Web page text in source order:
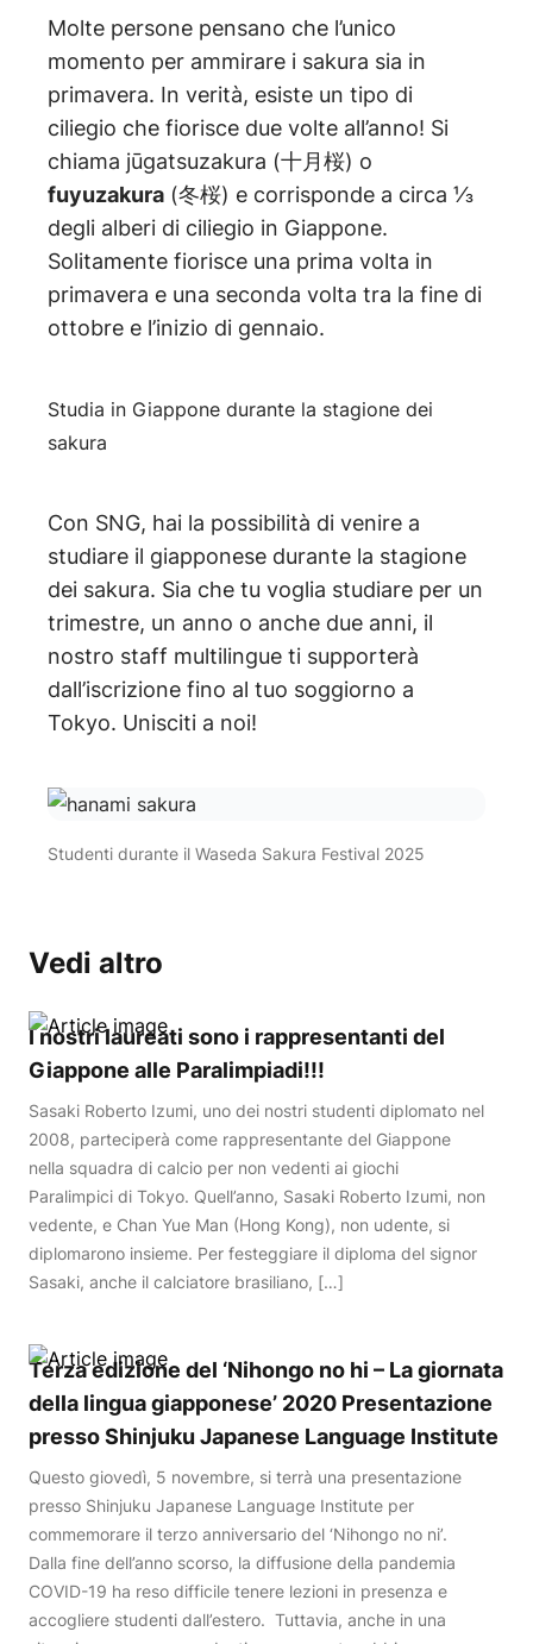
Molte persone pensano che l’unico
momento per ammirare i sakura sia in
primavera. In verità, esiste un tipo di
ciliegio che fiorisce due volte all’anno! Si
chiama jūgatsuzakura (十月桜) o
fuyuzakura (冬桜) e corrisponde a circa ⅓
degli alberi di ciliegio in Giappone.
Solitamente fiorisce una prima volta in
primavera e una seconda volta tra la fine di
ottobre e l’inizio di gennaio.
Studia in Giappone durante la stagione dei
sakura
Con SNG, hai la possibilità di venire a
studiare il giapponese durante la stagione
dei sakura. Sia che tu voglia studiare per un
trimestre, un anno o anche due anni, il
nostro staff multilingue ti supporterà
dall’iscrizione fino al tuo soggiorno a
Tokyo. Unisciti a noi!
Studenti durante il Waseda Sakura Festival 2025
Vedi altro
I nostri laureati sono i rappresentanti del
Giappone alle Paralimpiadi!!!
Sasaki Roberto Izumi, uno dei nostri studenti diplomato nel
2008, parteciperà come rappresentante del Giappone
nella squadra di calcio per non vedenti ai giochi
Paralimpici di Tokyo. Quell’anno, Sasaki Roberto Izumi, non
vedente, e Chan Yue Man (Hong Kong), non udente, si
diplomarono insieme. Per festeggiare il diploma del signor
Sasaki, anche il calciatore brasiliano, […]
Terza edizione del ‘Nihongo no hi – La giornata
della lingua giapponese’ 2020 Presentazione
presso Shinjuku Japanese Language Institute
Questo giovedì, 5 novembre, si terrà una presentazione
presso Shinjuku Japanese Language Institute per
commemorare il terzo anniversario del ‘Nihongo no ni’.
Dalla fine dell’anno scorso, la diffusione della pandemia
COVID-19 ha reso difficile tenere lezioni in presenza e
accogliere studenti dall’estero. Tuttavia, anche in una